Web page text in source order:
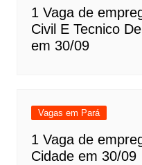
1 Vaga de
Civil E Tecnico
em 30/09
Vagas em Pará
1 Vaga de
Cidade em 30/09